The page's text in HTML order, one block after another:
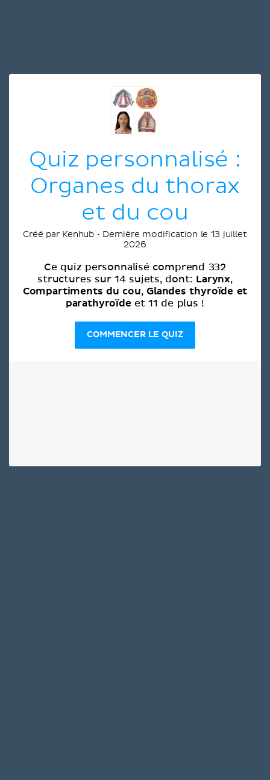
Quiz personnalisé :
Organes du thorax
et du cou
Créé par Kenhub • Dernière modification le 13 juillet
2026
Ce quiz personnalisé comprend 332
structures sur 14 sujets, dont: Larynx,
Compartiments du cou,Glandes thyroïde et
parathyroïde et 11 de plus !
COMMENCER LE QUIZ